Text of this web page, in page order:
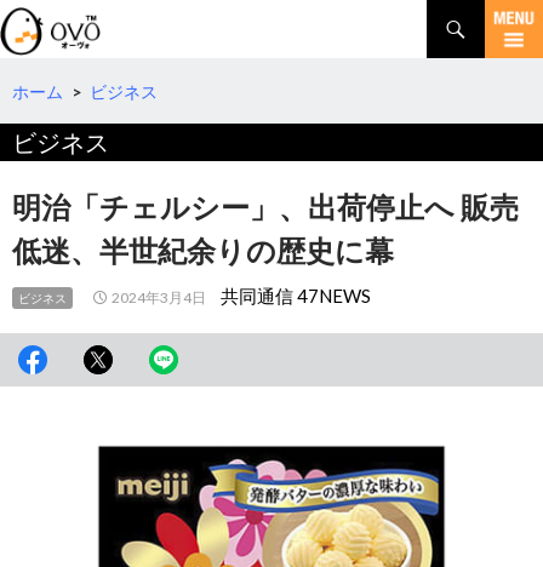
検
索
コ
テ
へ
移
動
ホーム > ビジネス
ビジネス
明治「チェルシー」、出荷停止へ 販売
低迷、半世紀余りの歴史に幕
ビジネス 2024年3月4日 共同通信 47NEWS